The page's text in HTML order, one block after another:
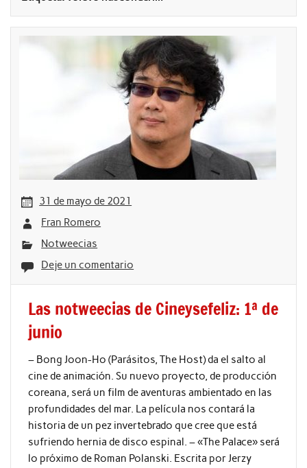
31 de mayo de 2021
Fran Romero
Notweecias
Deje un comentario
Las notweecias de Cineysefeliz: 1ª de
junio
– Bong Joon-Ho (Parásitos, The Host) da el salto al
cine de animación. Su nuevo proyecto, de producción
coreana, será un film de aventuras ambientado en las
profundidades del mar. La película nos contará la
historia de un pez invertebrado que cree que está
sufriendo hernia de disco espinal. – «The Palace» será
lo próximo de Roman Polanski. Escrita por Jerzy